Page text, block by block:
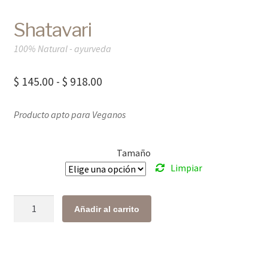
Shatavari
100% Natural - ayurveda
$ 145.00 - $ 918.00Rango
precios:
$ 145.00
hasta
$ 918.00
Producto apto para Veganos
Tamaño
Limpiar
Añadir al carrito